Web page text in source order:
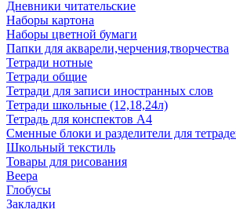
Дневники читательские
Наборы картона
Наборы цветной бумаги
Папки для акварели,черчения,творчества
Тетради нотные
Тетради общие
Тетради для записи иностранных слов
Тетради школьные (12,18,24л)
Тетрадь для конспектов А4
Сменные блоки и разделители для
Школьный текстиль
Товары для рисования
Веера
Глобусы
Закладки